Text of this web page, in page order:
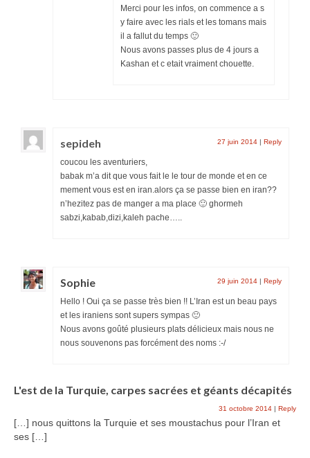
Merci pour les infos, on commence a s
y faire avec les rials et les tomans mais
il a fallut du temps 🙂
Nous avons passes plus de 4 jours a
Kashan et c etait vraiment chouette.
sepideh 27 juin 2014 | Reply
coucou les aventuriers,
babak m’a dit que vous fait le le tour de monde et en ce
mement vous est en iran.alors ça se passe bien en iran??
n’hezitez pas de manger a ma place 🙂 ghormeh
sabzi,kabab,dizi,kaleh pache…..
Sophie 29 juin 2014 | Reply
Hello ! Oui ça se passe très bien !! L’Iran est un beau pays
et les iraniens sont supers sympas 🙂
Nous avons goûté plusieurs plats délicieux mais nous ne
nous souvenons pas forcément des noms :-/
L'est de la Turquie, carpes sacrées et géants décapités
31 octobre 2014 | Reply
[…] nous quittons la Turquie et ses moustachus pour l’Iran et
ses […]